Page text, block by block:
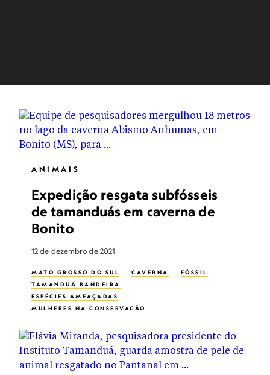
ANIMAIS
Expedição resgata subfósseis
de tamanduás em caverna de
Bonito
12 de dezembro de 2021
MATO GROSSO DO SUL CAVERNA
FÓSSIL
TAMANDUÁ BANDEIRA
ESPÉCIES AMEAÇADAS
MULHERES NA CONSERVAÇÃO